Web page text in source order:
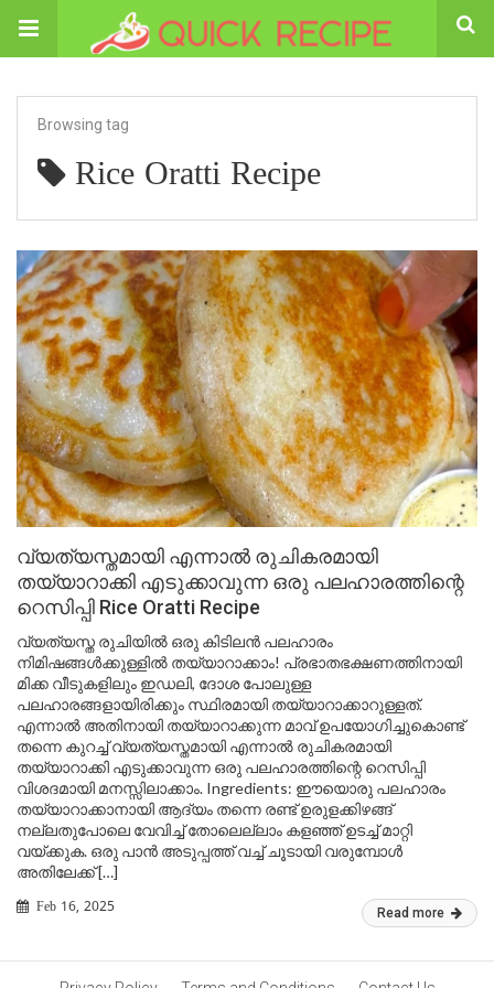
Browsing tag
Rice Oratti Recipe
വ്യത്യസ്തമായി എന്നാൽ രുചികരമായി
തയ്യാറാക്കി എടുക്കാവുന്ന ഒരു പലഹാരത്തിന്റെ
റെസിപ്പി Rice Oratti Recipe
വ്യത്യസ്ത രുചിയിൽ ഒരു കിടിലൻ പലഹാരം
നിമിഷങ്ങൾക്കുള്ളിൽ തയ്യാറാക്കാം! പ്രഭാതഭക്ഷണത്തിനായി
മിക്ക വീടുകളിലും ഇഡലി, ദോശ പോലുള്ള
പലഹാരങ്ങളായിരിക്കും സ്ഥിരമായി തയ്യാറാക്കാറുള്ളത്.
എന്നാൽ അതിനായി തയ്യാറാക്കുന്ന മാവ് ഉപയോഗിച്ചുകൊണ്ട്
തന്നെ കുറച്ച് വ്യത്യസ്തമായി എന്നാൽ രുചികരമായി
തയ്യാറാക്കി എടുക്കാവുന്ന ഒരു പലഹാരത്തിന്റെ റെസിപ്പി
വിശദമായി മനസ്സിലാക്കാം. Ingredients: ഈയൊരു പലഹാരം
തയ്യാറാക്കാനായി ആദ്യം തന്നെ രണ്ട് ഉരുളക്കിഴങ്ങ്
നല്ലതുപോലെ വേവിച്ച് തോലെല്ലാം കളഞ്ഞ് ഉടച്ച് മാറ്റി
വയ്ക്കുക. ഒരു പാൻ അടുപ്പത്ത് വച്ച് ചൂടായി വരുമ്പോൾ
അതിലേക്ക് […]
Feb 16, 2025 Read more